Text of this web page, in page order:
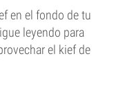
en el fondo de tu
leyendo para
el kief de